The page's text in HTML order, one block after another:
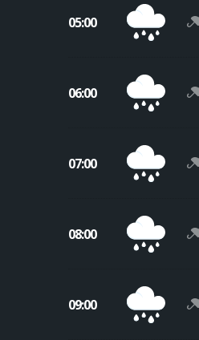
05:00
06:00
07:00
08:00
09:00